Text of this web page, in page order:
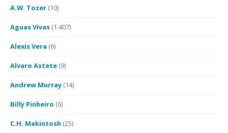
A.W. Tozer (10)
Aguas Vivas (1.407)
Alexis Vera (6)
Alvaro Astete (9)
Andrew Murray (14)
Billy Pinheiro (6)
C.H. Makintosh (25)